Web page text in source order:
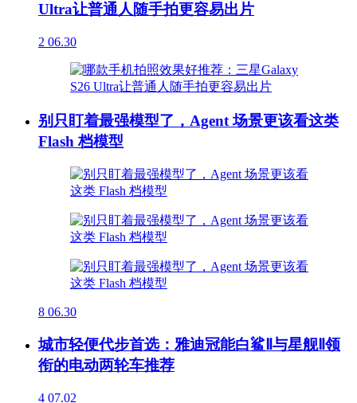
Ultra让普通人随手拍更容易出片
2 06.30
别只盯着最强模型了，Agent 场景更该看这类
Flash 档模型
8 06.30
城市轻便代步首选：雅迪冠能白鲨Ⅱ与星舰Ⅱ领
衔的电动两轮车推荐
4 07.02